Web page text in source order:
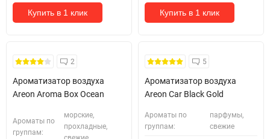
Купить в 1 клик Купить в 1 клик
2
Ароматизатор воздуха
Areon Aroma Box Ocean
Ароматы по
группам:
морские,
прохладные,
5
Ароматизатор воздуха
Areon Car Black Gold
Ароматы по
группам:
парфумы,
свежие